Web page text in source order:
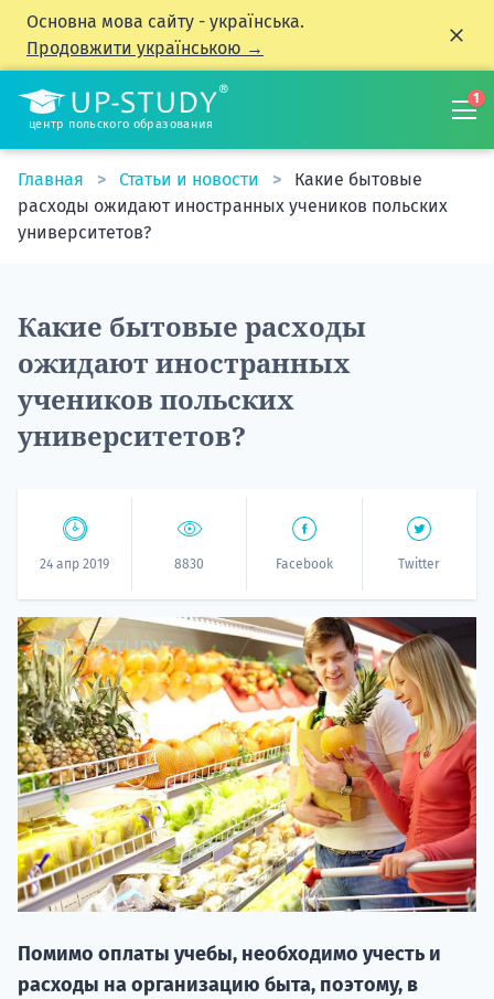
Основна мова сайту - українська.
Продовжити українською →
центр польского образования
1
Главная Статьи и новости
Какие бытовые
расходы ожидают иностранных учеников польских
университетов?
Какие бытовые расходы
ожидают иностранных
учеников польских
университетов?
24 апр 2019 8830 Facebook Twitter
Помимо оплаты учебы, необходимо учесть и
расходы на организацию быта, поэтому, в
НАБОР